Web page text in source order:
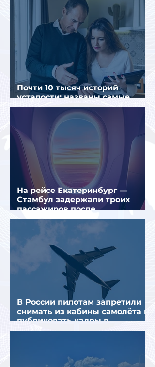
Почти 10 тысяч историй
усталости: названы самые
уставшие россияне
На рейсе Екатеринбург —
Стамбул задержали троих
пассажиров после
предполагаемой серии краж
В России пилотам запретили
снимать из кабины самолёта и
публиковать кадры в
интернете